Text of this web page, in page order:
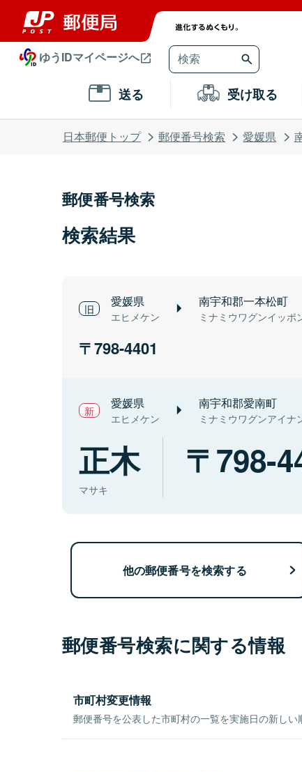
ゆうIDマイページへ
送る 受け取る
日本郵便トップ 郵便番号検索 愛媛県
郵便番号検索
検索結果
愛媛県
エヒメケン
南宇和郡一本松町
ミナミウワグンイッポ
798-4401
愛媛県
エヒメケン
南宇和郡愛南町
ミナミウワグンアイナ
正木
マサキ
798-
他の郵便番号を検索する
郵便番号検索に関する情報
市町村変更情報
郵便番号を公表した市町村の一覧を実施日の新しい